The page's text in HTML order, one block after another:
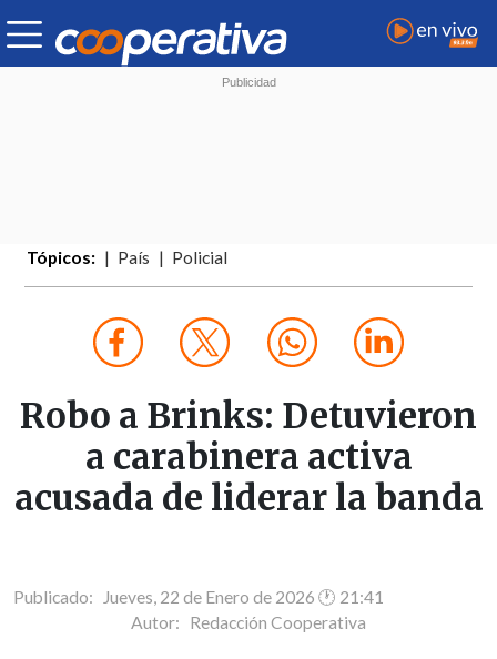
Tópicos: País Policial
Robo a Brinks: Detuvieron
a carabinera activa
acusada de liderar la banda
Publicado: Jueves, 22 de Enero de 2026 🕐 21:41
Autor: Redacción Cooperativa